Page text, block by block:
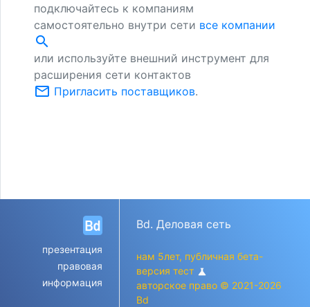
подключайтесь к компаниям
самостоятельно внутри сети все компании
search
или используйте внешний инструмент для
расширения сети контактов
mail_outline Пригласить поставщиков.
презентация
правовая
информация
Bd. Деловая сеть
нам 5лет, публичная бета-
версия тест science
авторское право © 2021-2026
Bd